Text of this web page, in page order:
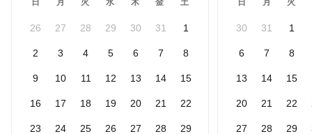
日 月 火 水 木 金 土
26 27 28 29 30 31 1
2 3 4 5 6 7 8
9 10 11 12 13 14 15
16 17 18 19 20 21 22
23 24 25 26 27 28 29
日 月 火
30 31 1
6 7 8
13 14 15
20 21 22
27 28 29